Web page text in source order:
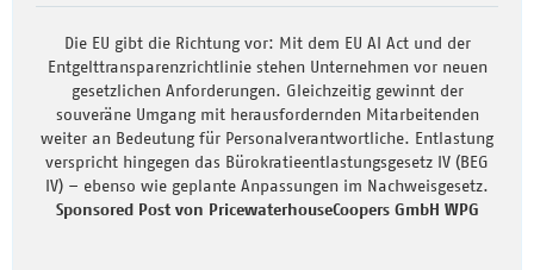
Die EU gibt die Richtung vor: Mit dem EU AI Act und der
Entgelttransparenzrichtlinie stehen Unternehmen vor neuen
gesetzlichen Anforderungen. Gleichzeitig gewinnt der
souveräne Umgang mit herausfordernden Mitarbeitenden
weiter an Bedeutung für Personalverantwortliche. Entlastung
verspricht hingegen das Bürokratieentlastungsgesetz IV (BEG
IV) – ebenso wie geplante Anpassungen im Nachweisgesetz.
Sponsored Post von PricewaterhouseCoopers GmbH WPG